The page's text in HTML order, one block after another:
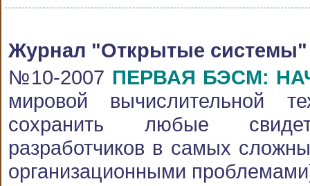
Журнал "Открытые системы"
№10-2007 ПЕРВАЯ БЭСМ:
мировой вычислительной
сохранить любые
разработчиков в самых
организационными